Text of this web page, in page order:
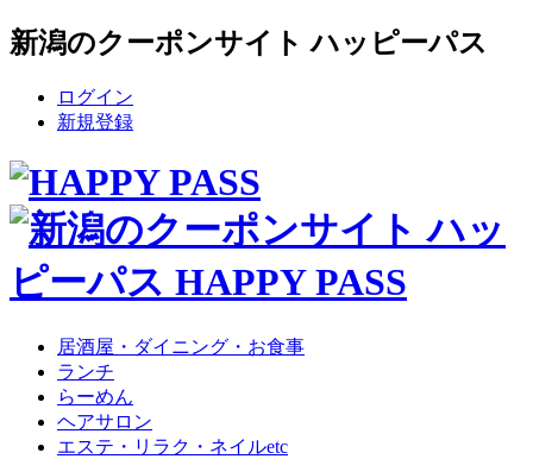
新潟のクーポンサイト ハッピーパス
ログイン
新規登録
居酒屋・ダイニング・お食事
ランチ
らーめん
ヘアサロン
エステ・リラク・ネイルetc